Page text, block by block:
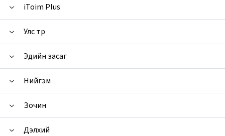
iToim Plus
Улс төр
Эдийн засаг
Нийгэм
Зочин
Дэлхий